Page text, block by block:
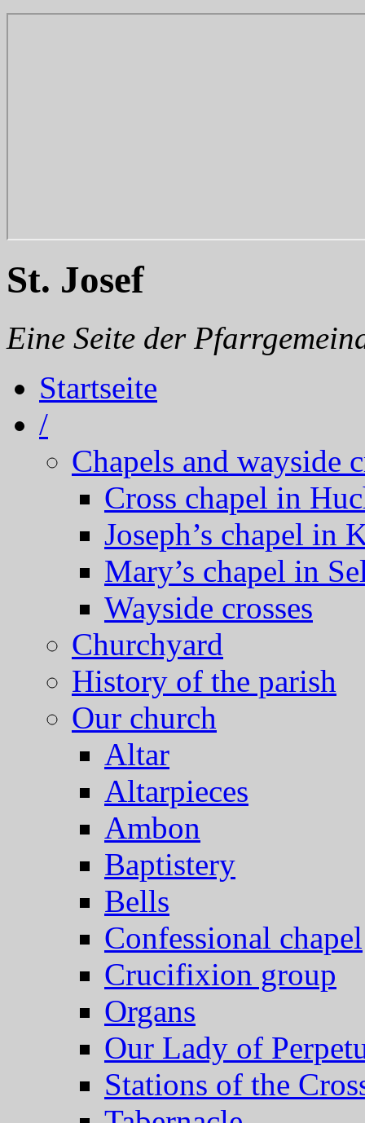
St. Josef
Eine Seite der
Startseite
/
Chapels and wayside
Cross chapel in
Joseph’s chapel in
Mary’s chapel in
Wayside crosses
Churchyard
History of the parish
Our church
Altar
Altarpieces
Ambon
Baptistery
Bells
Confessional chapel
Crucifixion group
Organs
Our Lady of
Stations of the